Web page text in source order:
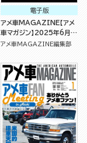
電子版
アメ車MAGAZINE【アメ
車マガジン】2025年6月号
[雑誌]
アメ車MAGAZINE編集部